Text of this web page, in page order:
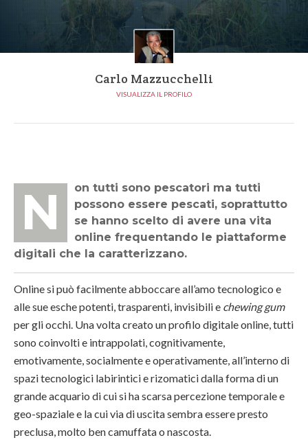
Carlo Mazzucchelli
VISUALIZZA IL PROFILO
Non tutti sono pescatori ma tutti
possono essere pescati, soprattutto
se hanno scelto di avere una vita
online frequentando le piattaforme
digitali che la caratterizzano.
Online si può facilmente abboccare all’amo tecnologico e
alle sue esche potenti, trasparenti, invisibili e chewing gum
per gli occhi. Una volta creato un profilo digitale online, tutti
sono coinvolti e intrappolati, cognitivamente,
emotivamente, socialmente e operativamente, all’interno di
spazi tecnologici labirintici e rizomatici dalla forma di un
grande acquario di cui si ha scarsa percezione temporale e
geo-spaziale e la cui via di uscita sembra essere presto
preclusa, molto ben camuffata o nascosta.